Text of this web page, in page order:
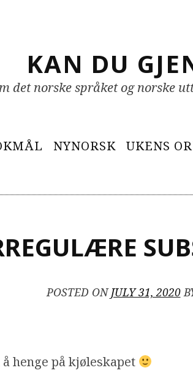
KAN DU
det norske språket og norske
NYNORSK UKENS
POSTED ONJULY 31, 2020
henge på kjøleskapet